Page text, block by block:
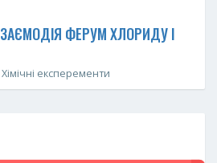
ФЕРУМ ХЛОРИДУ І
Хімічні експеременти